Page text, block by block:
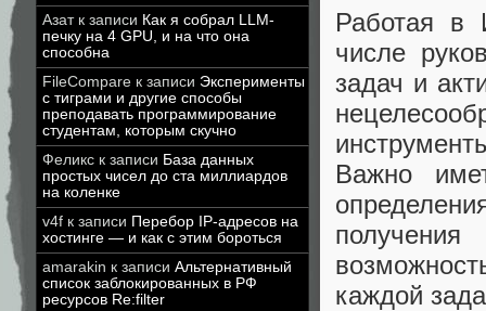
Азатк записи Как я собрал LLM-
печку на 4 GPU, и на что она
способна
FileCompare к записи Эксперименты
с тиграми и другие способы
преподавать программирование
студентам, которым скучно
Феликс к записи База данных
простых чисел до ста миллиардов
на коленке
v4f к записи Перебор IP-адресов на
хостинге — и как с этим бороться
amarakin к записи Альтернативный
список заблокированных в РФ
ресурсов Re:filter
Работая в
числе
задач и
Важно
каждой